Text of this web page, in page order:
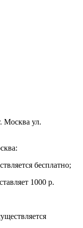
Москва ул.
бесплатно;
1000 р.